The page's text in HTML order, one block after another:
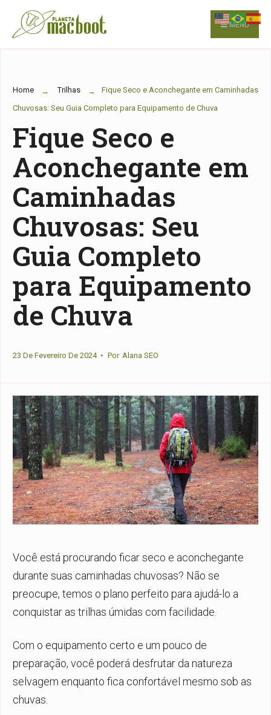
Skip
to
MENU
Home Trilhas
Fique Seco e Aconchegante em Caminhadas
Chuvosas: Seu Guia Completo para Equipamento de Chuva
Fique Seco e
Aconchegante em
Caminhadas
Chuvosas: Seu
Guia Completo
para Equipamento
de Chuva
23 De Fevereiro De 2024 • Por Alana SEO
Você está procurando ficar seco e aconchegante
durante suas caminhadas chuvosas? Não se
preocupe, temos o plano perfeito para ajudá-lo a
conquistar as trilhas úmidas com facilidade.
Com o equipamento certo e um pouco de
preparação, você poderá desfrutar da natureza
selvagem enquanto fica confortável mesmo sob as
chuvas.